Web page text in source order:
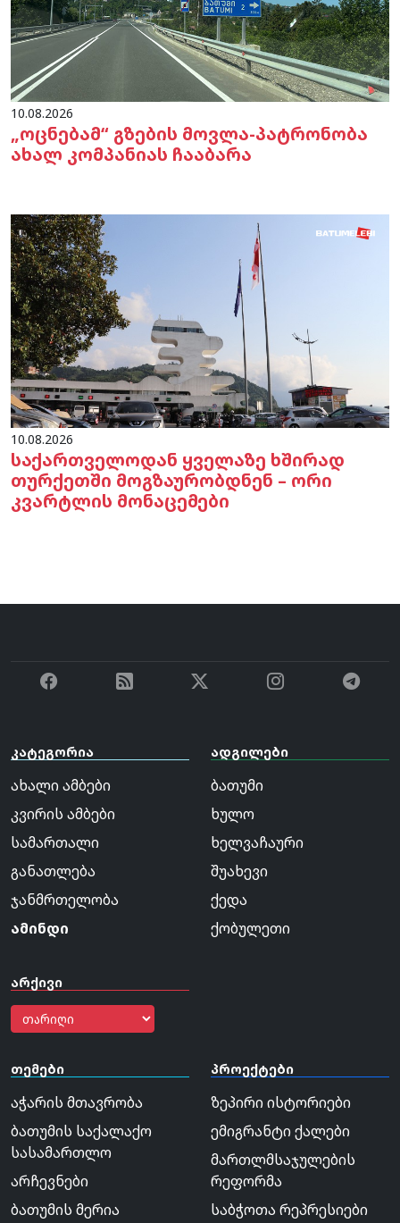
10.08.2026
„ოცნებამ“ გზების მოვლა-პატრონობა
ახალ კომპანიას ჩააბარა
10.08.2026
საქართველოდან ყველაზე ხშირად
თურქეთში მოგზაურობდნენ – ორი
კვარტლის მონაცემები
კატეგორია
ახალი ამბები
კვირის ამბები
სამართალი
განათლება
ჯანმრთელობა
ამინდი
არქივი
ადგილები
ბათუმი
ხულო
ხელვაჩაური
შუახევი
ქედა
ქობულეთი
თემები
აჭარის მთავრობა
ბათუმის საქალაქო
სასამართლო
არჩევნები
ბათუმის მერია
პროექტები
ზეპირი ისტორიები
ემიგრანტი ქალები
მართლმსაჯულების
რეფორმა
საბჭოთა რეპრესიები